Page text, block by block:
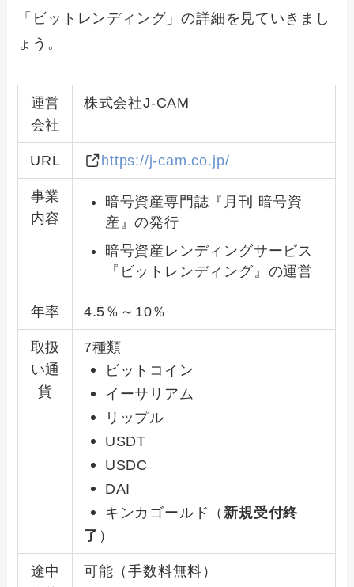
「ビットレンディング」の詳細を見ていきまし
ょう。
運営
会社
株式会社J-CAM
URL https://j-cam.co.jp/
事業
内容
暗号資産専門誌『月刊 暗号資
産』の発行
暗号資産レンディングサービス
『ビットレンディング』の運営
年率 4.5％～10％
取扱
い通
貨
7種類
ビットコイン
イーサリアム
リップル
USDT
USDC
DAI
キンカゴールド
（新規受付終
了 ）
途中
可能（手数料無料）